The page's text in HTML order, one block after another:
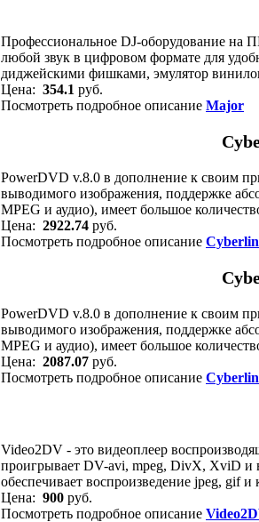
Профессиональное DJ-оборудование на
любой звук в цифровом формате для
диджейскими фишками, эмулятор
Цена: 354.1 руб.
Посмотреть подробное описание Major
PowerDVD v.8.0 в дополнение к своим
выводимого изображения, поддержке
MPEG и аудио), имеет большое
Цена: 2922.74 руб.
Посмотреть подробное описание
PowerDVD v.8.0 в дополнение к своим
выводимого изображения, поддержке
MPEG и аудио), имеет большое
Цена: 2087.07 руб.
Посмотреть подробное описание
Video2DV - это видеоплеер
проигрывает DV-avi, mpeg, DivX, XviD и
обеспечивает воспроизведение jpeg, gif
Цена: 900 руб.
Посмотреть подробное описание